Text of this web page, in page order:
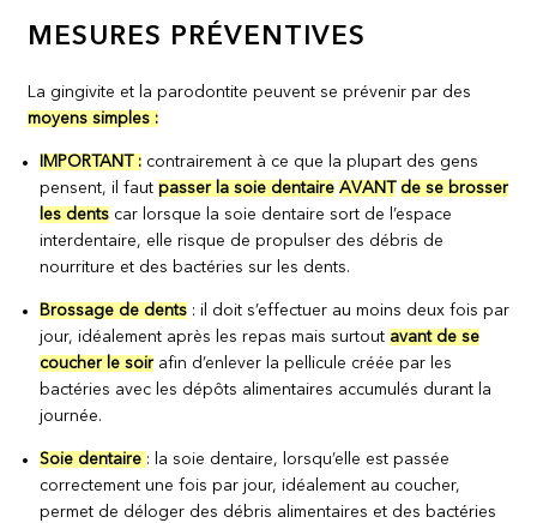
MESURES PRÉVENTIVES
La gingivite et la parodontite peuvent se prévenir par des
moyens simples :
IMPORTANT : contrairement à ce que la plupart des gens
pensent, il fautpasser la soie dentaire AVANT
de se brosser
les dents car lorsque la soie dentaire sort de l’espace
interdentaire, elle risque de propulser des débris de
nourriture et des bactéries sur les dents.
Brossage de dents : il doit s’effectuer au moins deux fois par
jour, idéalement après les repas mais surtout avant de se
coucher le soirafin d’enlever la pellicule créée par les
bactéries avec les dépôts alimentaires accumulés durant la
journée.
Soie dentaire : la soie dentaire, lorsqu’elle est passée
correctement une fois par jour, idéalement au coucher,
permet de déloger des débris alimentaires et des bactéries